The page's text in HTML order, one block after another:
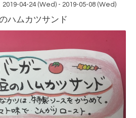
2019-04-24 (Wed) - 2019-05-08 (Wed)
ハムカツサンド